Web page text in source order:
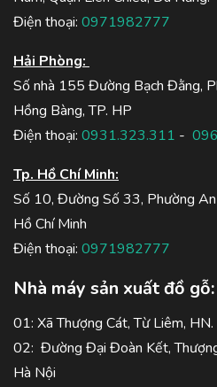
Điện thoại: 0971982777
Hải Phòng:
Số nhà 155 Đường Bạch Đằng,
Hồng Bàng, TP. HP
Điện thoại: 0931.323.311 -
Tp. Hồ Chí Minh:
Số 10, Đường Số 33, Phường
Hồ Chí Minh
Điện thoại: 0971982777
Nhà máy sản xuất đồ gỗ:
01: Xã Thượng Cát, Từ Liêm, HN.
02: Đường Đại Đoàn Kết,
Hà Nội